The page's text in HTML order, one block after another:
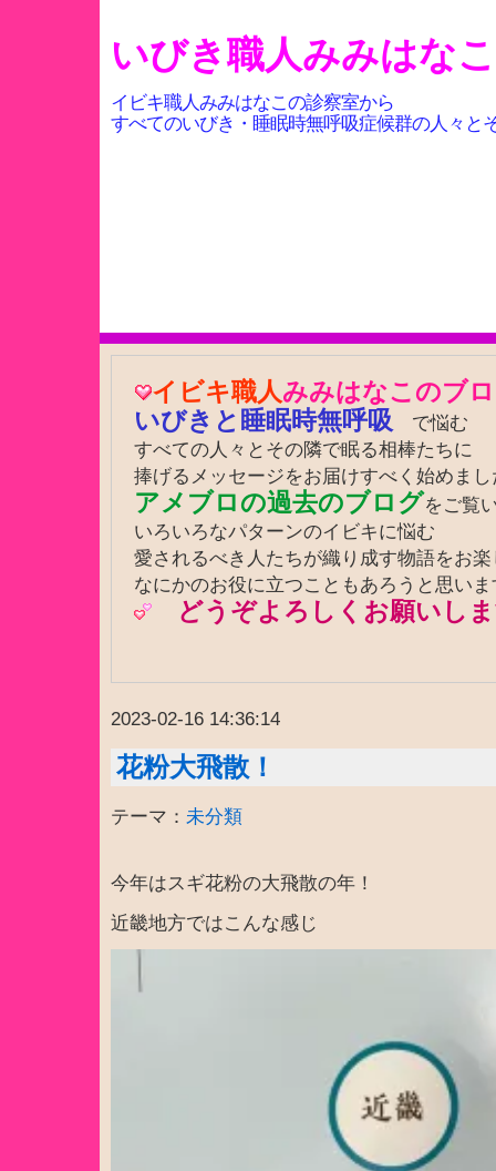
いびき職人みみはな
イビキ職人みみはなこの診察室から
すべてのいびき・睡眠時無呼吸症候群の人々と
イビキ職人みみはなこのブ
いびきと睡眠時無呼吸
で悩む
すべての人々とその隣で眠る相棒たちに
捧げるメッセージをお届けすべく始めまし
アメブロの過去のブログをご覧
いろいろなパターンのイビキに悩む
愛されるべき人たちが織り成す物語をお
なにかのお役に立つこともあろうと思いま
どうぞよろしくお願いし
2023-02-16 14:36:14
花粉大飛散！
テーマ： 未分類
今年はスギ花粉の大飛散の年！
近畿地方ではこんな感じ